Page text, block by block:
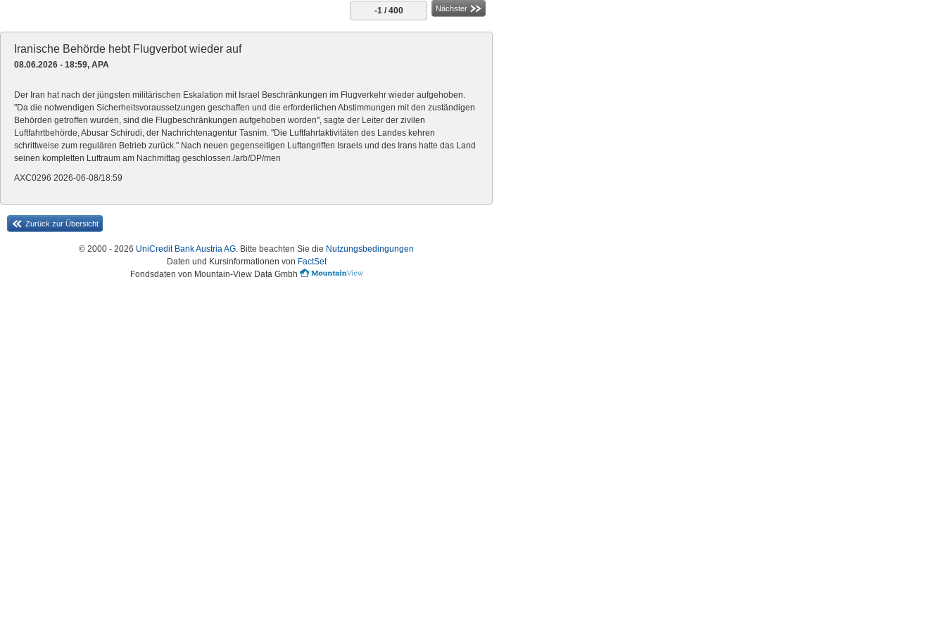
-1 / 400 Nächster
Iranische Behörde hebt Flugverbot wieder auf
08.06.2026 - 18:59, APA
Der Iran hat nach der jüngsten militärischen Eskalation mit Israel Beschränkungen im Flugverkehr wieder aufgehoben.
"Da die notwendigen Sicherheitsvoraussetzungen geschaffen und die erforderlichen Abstimmungen mit den zuständigen
Behörden getroffen wurden, sind die Flugbeschränkungen aufgehoben worden", sagte der Leiter der zivilen
Luftfahrtbehörde, Abusar Schirudi, der Nachrichtenagentur Tasnim. "Die Luftfahrtaktivitäten des Landes kehren
schrittweise zum regulären Betrieb zurück." Nach neuen gegenseitigen Luftangriffen Israels und des Irans hatte das Land
seinen kompletten Luftraum am Nachmittag geschlossen./arb/DP/men
AXC0296 2026-06-08/18:59
Zurück zur Übersicht
© 2000 - 2026 UniCredit Bank Austria AG. Bitte beachten Sie die Nutzungsbedingungen
Daten und Kursinformationen von FactSet
Fondsdaten von Mountain-View Data Gmbh